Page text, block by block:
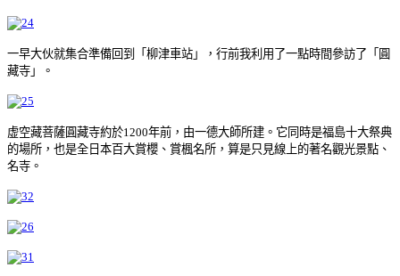
一早大伙就集合準備回到「柳津車站」，行前我利用了一點時間參訪了「圓
藏寺」。
虚空藏菩薩圓藏寺約於1200年前，由一德大師所建。它同時是福島十大祭典
的場所，也是全日本百大賞櫻、賞楓名所，算是只見線上的著名觀光景點、
名寺。